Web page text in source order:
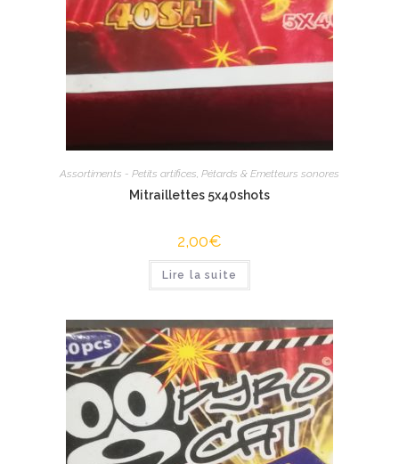
Assortiments - Petits artifices, Pétards & Emetteurs sonores
Mitraillettes 5x40shots
2,00€
Lire la suite